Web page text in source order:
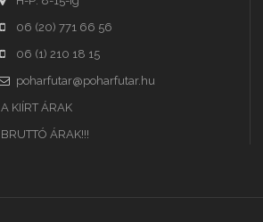
06 (20) 771 66 56
06 (1) 210 18 15
poharfutar@poharfutar.hu
A KIÍRT ÁRAK
BRUTTÓ ÁRAK!!!